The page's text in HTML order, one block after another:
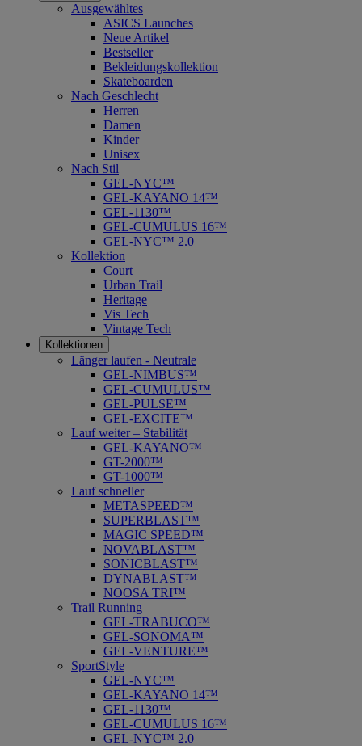
Ausgewähltes
ASICS Launches
Neue Artikel
Bestseller
Bekleidungskollektion
Skateboarden
Nach Geschlecht
Herren
Damen
Kinder
Unisex
Nach Stil
GEL-NYC™
GEL-KAYANO 14™
GEL-1130™
GEL-CUMULUS 16™
GEL-NYC™ 2.0
Kollektion
Court
Urban Trail
Heritage
Vis Tech
Vintage Tech
Kollektionen
Länger laufen - Neutrale
GEL-NIMBUS™
GEL-CUMULUS™
GEL-PULSE™
GEL-EXCITE™
Lauf weiter – Stabilität
GEL-KAYANO™
GT-2000™
GT-1000™
Lauf schneller
METASPEED™
SUPERBLAST™
MAGIC SPEED™
NOVABLAST™
SONICBLAST™
DYNABLAST™
NOOSA TRI™
Trail Running
GEL-TRABUCO™
GEL-SONOMA™
GEL-VENTURE™
SportStyle
GEL-NYC™
GEL-KAYANO 14™
GEL-1130™
GEL-CUMULUS 16™
GEL-NYC™ 2.0